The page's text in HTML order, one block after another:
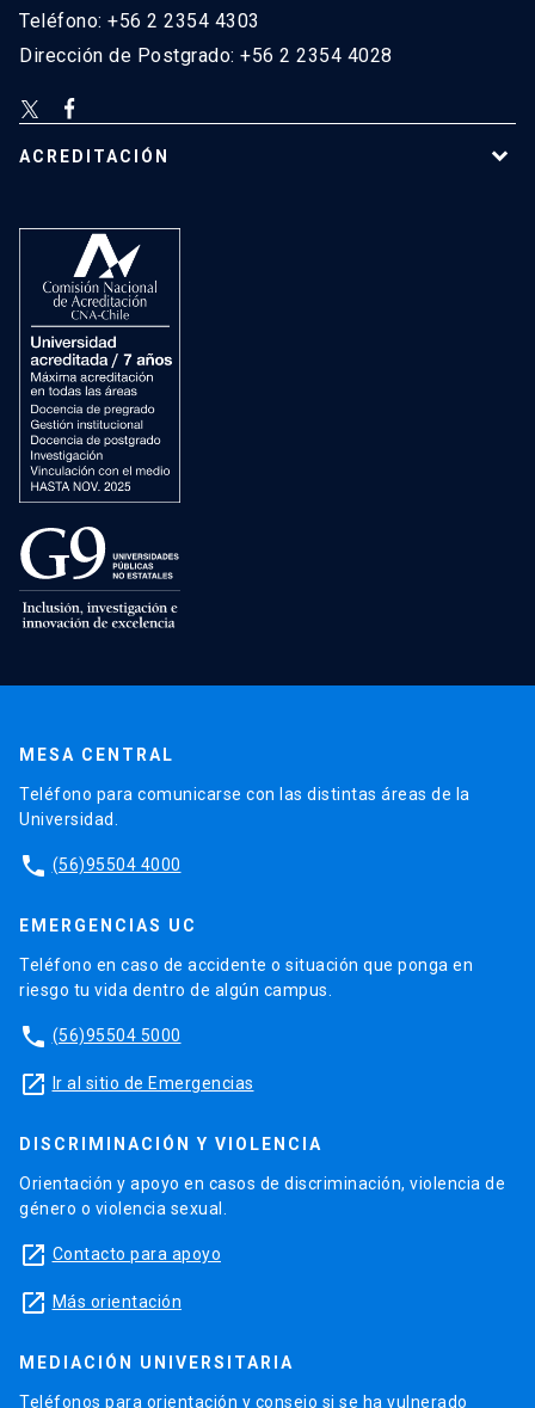
Teléfono: +56 2 2354 4303
Dirección de Postgrado: +56 2 2354 4028
ACREDITACIÓN
MESA CENTRAL
Teléfono para comunicarse con las distintas áreas de la
Universidad.
phone (56)95504 4000
EMERGENCIAS UC
Teléfono en caso de accidente o situación que ponga en
riesgo tu vida dentro de algún campus.
phone (56)95504 5000
launch Ir al sitio de Emergencias
DISCRIMINACIÓN Y VIOLENCIA
Orientación y apoyo en casos de discriminación, violencia de
género o violencia sexual.
launch Contacto para apoyo
launch Más orientación
MEDIACIÓN UNIVERSITARIA
Teléfonos para orientación y consejo si se ha vulnerado